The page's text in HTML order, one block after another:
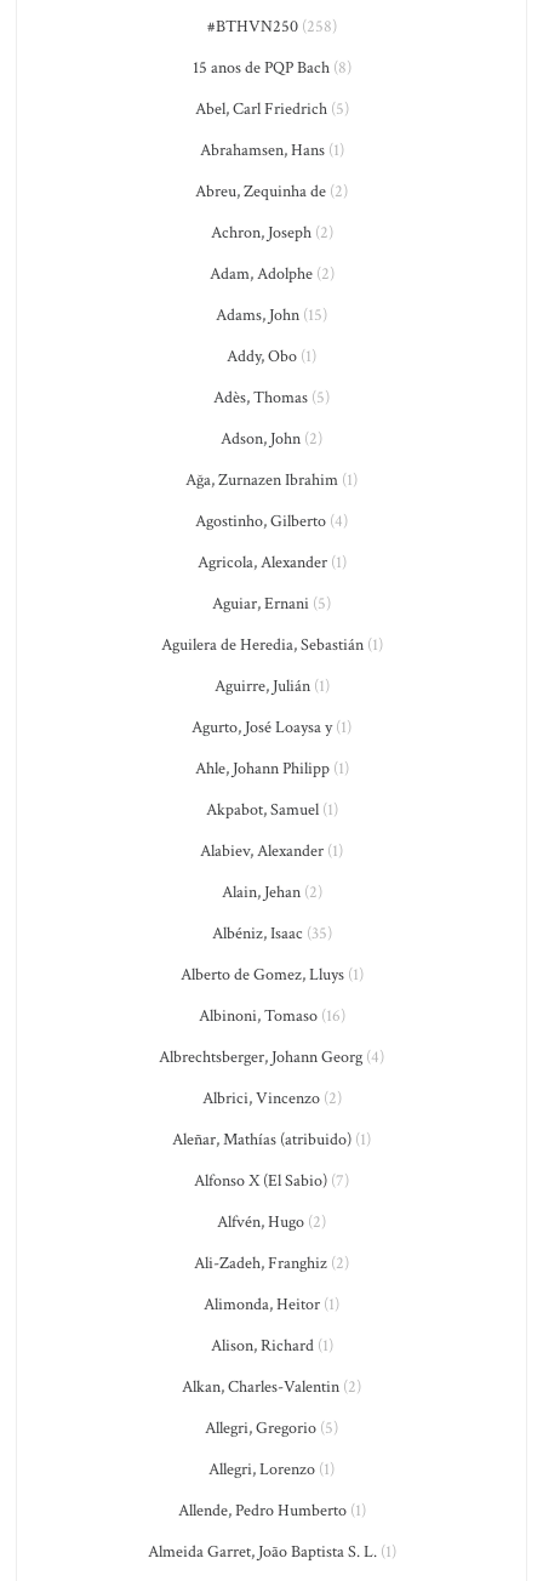
#BTHVN250(258)
15 anos de PQP Bach(8)
Abel, Carl Friedrich(5)
Abrahamsen, Hans(1)
Abreu, Zequinha de (2)
Achron, Joseph(2)
Adam, Adolphe(2)
Adams, John (15)
Addy, Obo (1)
Adès, Thomas (5)
Adson, John (2)
Ağa, Zurnazen Ibrahim (1)
Agostinho, Gilberto (4)
Agricola, Alexander(1)
Aguiar, Ernani (5)
Aguilera de Heredia, Sebastián(1)
Aguirre, Julián(1)
Agurto, José Loaysa y(1)
Ahle, Johann Philipp(1)
Akpabot, Samuel(1)
Alabiev, Alexander (1)
Alain, Jehan(2)
Albéniz, Isaac (35)
Alberto de Gomez, Lluys(1)
Albinoni, Tomaso(16)
Albrechtsberger, Johann Georg (4)
Albrici, Vincenzo(2)
Aleñar, Mathías (atribuido) (1)
Alfonso X (El Sabio) (7)
Alfvén, Hugo (2)
Ali-Zadeh, Franghiz (2)
Alimonda, Heitor (1)
Alison, Richard(1)
Alkan, Charles-Valentin (2)
Allegri, Gregorio (5)
Allegri, Lorenzo (1)
Allende, Pedro Humberto(1)
Almeida Garret, João Baptista S. L.(1)